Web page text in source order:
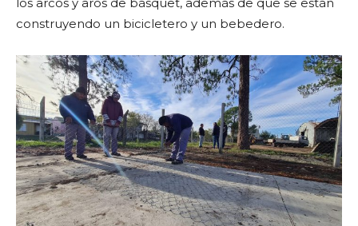
construyendo un bicicletero y un bebedero.